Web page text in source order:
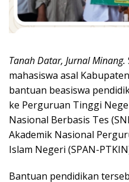
Tanah Datar, Jurnal Minang.
mahasiswa asal
bantuan beasiswa
ke Perguruan Tinggi
Nasional Berbasis Tes
Akademik Nasional
Islam Negeri (SPAN-
Bantuan pendidikan